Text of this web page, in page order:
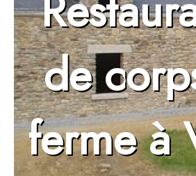
de
ferme à